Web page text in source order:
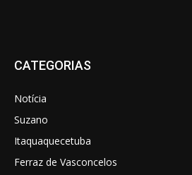
CATEGORIAS
Notícia
Suzano
Itaquaquecetuba
Ferraz de Vasconcelos